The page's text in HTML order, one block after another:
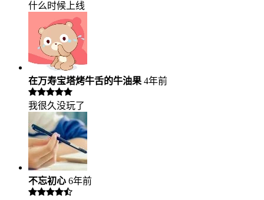
什么时候上线
在万寿宝塔烤牛舌的牛油果 4年前
我很久没玩了
不忘初心 6年前